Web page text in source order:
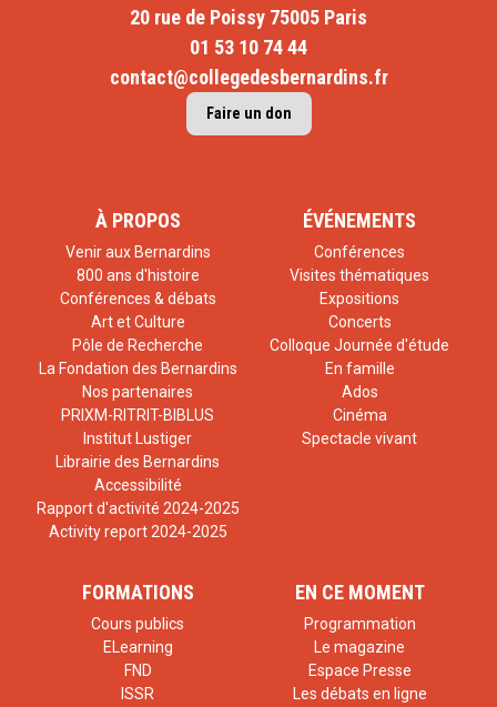
20 rue de Poissy 75005 Paris
01 53 10 74 44
contact@collegedesbernardins.fr
Faire un don
À PROPOS
Venir aux Bernardins
800 ans d'histoire
Conférences & débats
Art et Culture
Pôle de Recherche
La Fondation des Bernardins
Nos partenaires
PRIXM-RITRIT-BIBLUS
Institut Lustiger
Librairie des Bernardins
Accessibilité
Rapport d'activité 2024-2025
Activity report 2024-2025
ÉVÉNEMENTS
Conférences
Visites thématiques
Expositions
Concerts
Colloque Journée d'étude
En famille
Ados
Cinéma
Spectacle vivant
FORMATIONS
Cours publics
ELearning
FND
ISSR
EN CE MOMENT
Programmation
Le magazine
Espace Presse
Les débats en ligne